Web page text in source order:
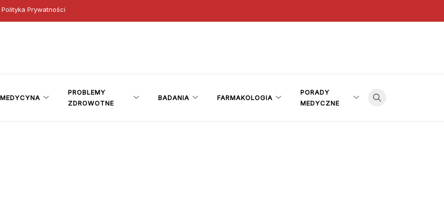
Polityka Prywatności
MEDYCYNA
PROBLEMY
ZDROWOTNE
BADANIA FARMAKOLOGIA
PORADY
MEDYCZNE